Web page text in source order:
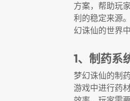
方案，帮助玩
利的稳定来源
幻诛仙的世界
1、制药系
梦幻诛仙的制
游戏中进行药